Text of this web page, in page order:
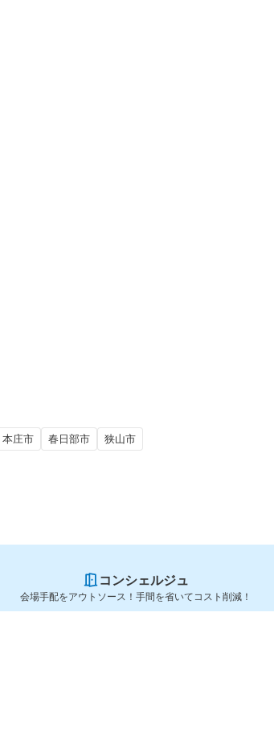
本庄市 春日部市 狭山市
コンシェルジュ
会場手配をアウトソース！手間を省いてコスト削減！